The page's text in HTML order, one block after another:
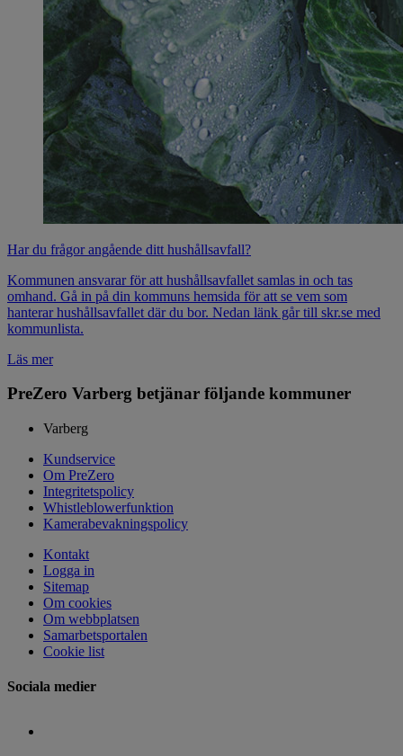
Har du frågor angående ditt hushållsavfall?
Kommunen ansvarar för att hushållsavfallet samlas in och tas
omhand. Gå in på din kommuns hemsida för att se vem som
hanterar hushållsavfallet där du bor. Nedan länk går till skr.se med
kommunlista.
Läs mer
PreZero Varberg betjänar följande kommuner
Varberg
Kundservice
Om PreZero
Integritetspolicy
Whistleblowerfunktion
Kamerabevakningspolicy
Kontakt
Logga in
Sitemap
Om cookies
Om webbplatsen
Samarbetsportalen
Cookie list
Sociala medier